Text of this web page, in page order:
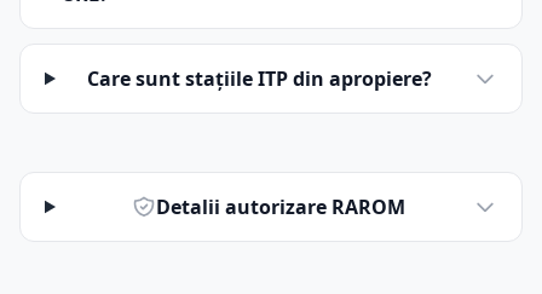
Care sunt stațiile ITP din apropiere?
Detalii autorizare RAROM